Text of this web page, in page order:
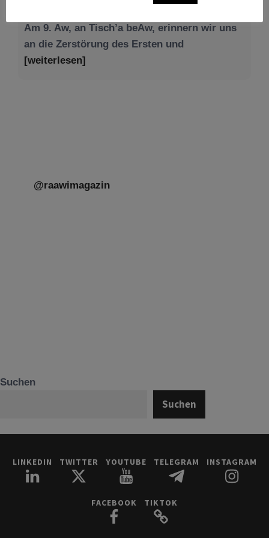
@raawimagazin
Suchen
Suchen
LINKEDIN TWITTER YOUTUBE TELEGRAM INSTAGRAM
FACEBOOK TIKTOK